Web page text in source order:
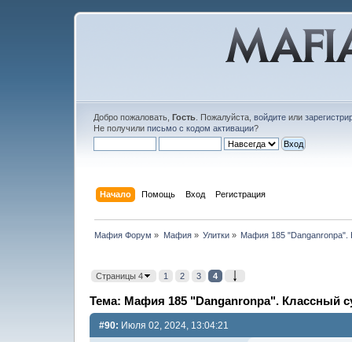
Добро пожаловать,Гость . Пожалуйста,войдите или
Не получилиписьмо с кодом активации?
Начало Помощь Вход Регистрация
Мафия Форум » Мафия» Улитки» Мафия 185 "Danganronpa".
Страницы 4 1 2 3 4
Тема: Мафия 185 "Danganronpa". Классный
#90: Июля 02, 2024, 13:04:21